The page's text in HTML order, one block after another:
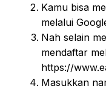
Kamu bisa
melalui
Nah selain
mendaftar
https://
Masukkan